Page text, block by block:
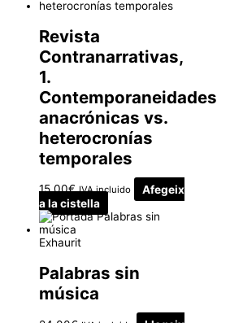
Revista
Contranarrativas,
1.
Contemporaneidades
anacrónicas vs.
heterocronías
temporales
15.00€ IVA incluido
Afegeix
a la cistella
Exhaurit
Palabras sin
música